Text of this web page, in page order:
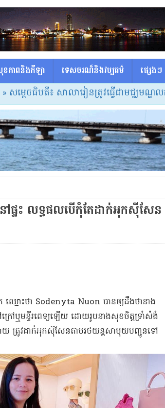
ភាពនិងកីឡា ទេសចរណ៏និងវប្បធម៌ ផ្សេង​ៗ
ធិបតី៖ សាលារៀនត្រូវធ្វើជាមជ្ឈមណ្ឌលកំណ
ៅផ្ទះ លទ្ធផល​បើ​កុំ​តែ​ដាក់​អុកស៊ីសែន​
មោះថា Sodenyta Nuon បាន​ឲ្យ​ដឹងថា​នាង​
ក្រៅ​ឬ​មន្ទីរពេទ្យ​ឡើយ ដោយ​រូបនាង​សុខចិត្ត​ទ្រាំ​សំងំ​
យ ត្រូវដាក់​អុកស៊ីសែន​តា​ម​រថយន្ត​សាមុយ​បញ្ជូនទៅ​